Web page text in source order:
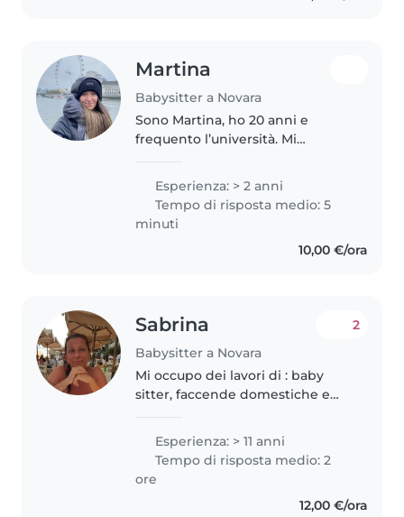
Martina
Babysitter a Novara
Sono Martina, ho 20 anni e
frequento l’università. Mi
al nido come maestra di
psicomotricità. Mi piace passare
il mio tempo libero facendo la
babysitter...
Esperienza: > 2 anni
Tempo di risposta medio: 5
minuti
10,00 €/ora
Sabrina
Babysitter a Novara
2
Mi occupo dei lavori di : baby
sitter, faccende domestiche e
e indipendenti Mi piace stare all
aria aperta il più possibile, amo i
bambini e gli..
Esperienza: > 11 anni
Tempo di risposta medio: 2
ore
12,00 €/ora